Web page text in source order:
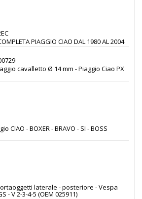
PIAGGIO CIAO DAL 1980 AL 2004
cavalletto Ø 14 mm - Piaggio Ciao PX
CIAO - BOXER - BRAVO - SI - BOSS
laterale - posteriore - Vespa
- V 2-3-4-5 (OEM 025911)